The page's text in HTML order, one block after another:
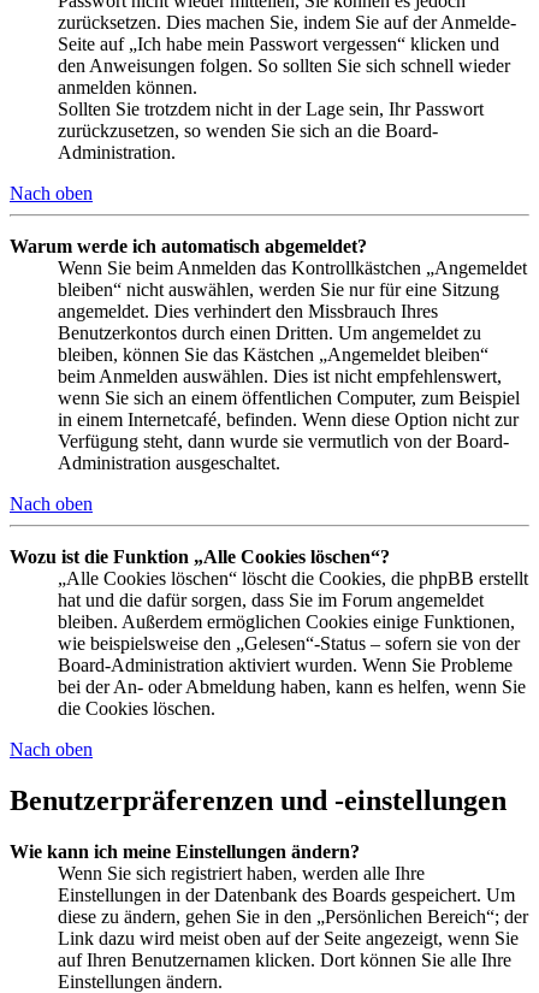
zurücksetzen. Dies machen Sie, indem Sie auf der Anmelde-
Seite auf „Ich habe mein Passwort vergessen“ klicken und
den Anweisungen folgen. So sollten Sie sich schnell wieder
anmelden können.
Sollten Sie trotzdem nicht in der Lage sein, Ihr Passwort
zurückzusetzen, so wenden Sie sich an die Board-
Administration.
Nach oben
Warum werde ich automatisch abgemeldet?
Wenn Sie beim Anmelden das Kontrollkästchen „Angemeldet
bleiben“ nicht auswählen, werden Sie nur für eine Sitzung
angemeldet. Dies verhindert den Missbrauch Ihres
Benutzerkontos durch einen Dritten. Um angemeldet zu
bleiben, können Sie das Kästchen „Angemeldet bleiben“
beim Anmelden auswählen. Dies ist nicht empfehlenswert,
wenn Sie sich an einem öffentlichen Computer, zum Beispiel
in einem Internetcafé, befinden. Wenn diese Option nicht zur
Verfügung steht, dann wurde sie vermutlich von der Board-
Administration ausgeschaltet.
Nach oben
Wozu ist die Funktion „Alle Cookies löschen“?
„Alle Cookies löschen“ löscht die Cookies, die phpBB erstellt
hat und die dafür sorgen, dass Sie im Forum angemeldet
bleiben. Außerdem ermöglichen Cookies einige Funktionen,
wie beispielsweise den „Gelesen“-Status – sofern sie von der
Board-Administration aktiviert wurden. Wenn Sie Probleme
bei der An- oder Abmeldung haben, kann es helfen, wenn Sie
die Cookies löschen.
Nach oben
Benutzerpräferenzen und -einstellungen
Wie kann ich meine Einstellungen ändern?
Wenn Sie sich registriert haben, werden alle Ihre
Einstellungen in der Datenbank des Boards gespeichert. Um
diese zu ändern, gehen Sie in den „Persönlichen Bereich“; der
Link dazu wird meist oben auf der Seite angezeigt, wenn Sie
auf Ihren Benutzernamen klicken. Dort können Sie alle Ihre
Einstellungen ändern.